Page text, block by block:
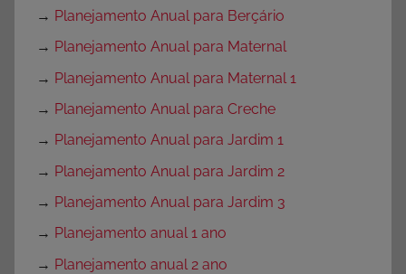
→ Planejamento Anual para Berçário
→ Planejamento Anual para Maternal
→ Planejamento Anual para Maternal 1
→ Planejamento Anual para Creche
→ Planejamento Anual para Jardim 1
→ Planejamento Anual para Jardim 2
→ Planejamento Anual para Jardim 3
→ Planejamento anual 1 ano
→ Planejamento anual 2 ano